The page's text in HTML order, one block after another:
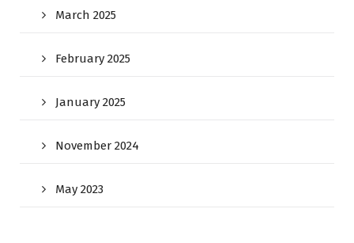
March 2025
February 2025
January 2025
November 2024
May 2023